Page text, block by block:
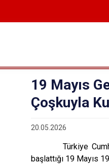
19 Mayıs
Çoşkuyla
20.05.2026
Türkiye
başlattığı 19 Mayıs